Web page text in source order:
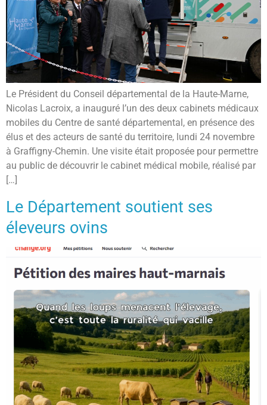
Le Président du Conseil départemental de la Haute-Marne,
Nicolas Lacroix, a inauguré l’un des deux cabinets médicaux
mobiles du Centre de santé départemental, en présence des
élus et des acteurs de santé du territoire, lundi 24 novembre
à Graffigny-Chemin. Une visite était proposée pour permettre
au public de découvrir le cabinet médical mobile, réalisé par
[…]
Le Département soutient ses
éleveurs ovins